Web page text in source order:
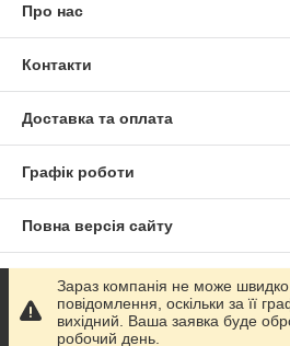
Про нас
Контакти
Доставка та оплата
Графік роботи
Повна версія сайту
Сайт створено на маркетплейсі
Політика конфіденційності
Зараз компанія не може
повідомлення, оскільки за її
вихідний. Ваша заявка буде
робочий день.